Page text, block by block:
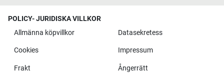
POLICY- JURIDISKA VILLKOR
Allmänna köpvillkor
Datasekretess
Cookies Impressum
Frakt Ångerrätt